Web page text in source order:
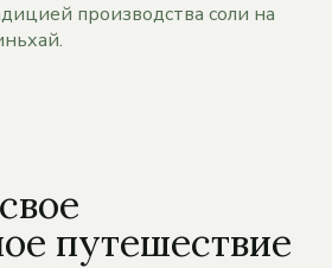
производства соли на
путешествие